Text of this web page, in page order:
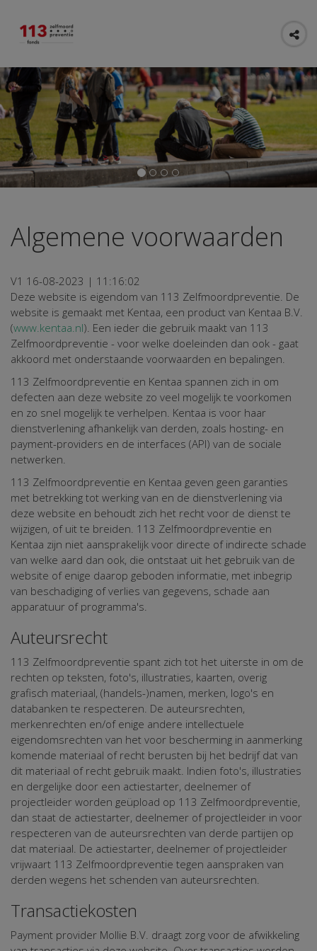
Algemene voorwaarden
V1 16-08-2023 | 11:16:02
Deze website is eigendom van 113 Zelfmoordpreventie. De
website is gemaakt met Kentaa, een product van Kentaa B.V.
(www.kentaa.nl). Een ieder die gebruik maakt van 113
Zelfmoordpreventie - voor welke doeleinden dan ook - gaat
akkoord met onderstaande voorwaarden en bepalingen.
113 Zelfmoordpreventie en Kentaa spannen zich in om
defecten aan deze website zo veel mogelijk te voorkomen
en zo snel mogelijk te verhelpen. Kentaa is voor haar
dienstverlening afhankelijk van derden, zoals hosting- en
payment-providers en de interfaces (API) van de sociale
netwerken.
113 Zelfmoordpreventie en Kentaa geven geen garanties
met betrekking tot werking van en de dienstverlening via
deze website en behoudt zich het recht voor de dienst te
wijzigen, of uit te breiden. 113 Zelfmoordpreventie en
Kentaa zijn niet aansprakelijk voor directe of indirecte schade
van welke aard dan ook, die ontstaat uit het gebruik van de
website of enige daarop geboden informatie, met inbegrip
van beschadiging of verlies van gegevens, schade aan
apparatuur of programma's.
Auteursrecht
113 Zelfmoordpreventie spant zich tot het uiterste in om de
rechten op teksten, foto's, illustraties, kaarten, overig
grafisch materiaal, (handels-)namen, merken, logo's en
databanken te respecteren. De auteursrechten,
merkenrechten en/of enige andere intellectuele
eigendomsrechten van het voor bescherming in aanmerking
komende materiaal of recht berusten bij het bedrijf dat van
dit materiaal of recht gebruik maakt. Indien foto's, illustraties
en dergelijke door een actiestarter, deelnemer of
projectleider worden geüpload op 113 Zelfmoordpreventie,
dan staat de actiestarter, deelnemer of projectleider in voor
respecteren van de auteursrechten van derde partijen op
dat materiaal. De actiestarter, deelnemer of projectleider
vrijwaart 113 Zelfmoordpreventie tegen aanspraken van
derden wegens het schenden van auteursrechten.
Transactiekosten
Payment provider Mollie B.V. draagt zorg voor de afwikkeling